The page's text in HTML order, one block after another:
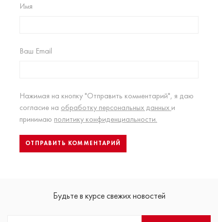
Имя
Ваш Email
Нажимая на кнопку "Отправить комментарий", я даю
согласие на обработку персональных данных и
принимаю политику конфиденциальности.
Будьте в курсе свежих новостей